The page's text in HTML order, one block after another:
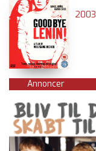
2003
Annoncer